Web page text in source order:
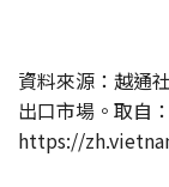
資料來源：越通
出口市場。取自
https://